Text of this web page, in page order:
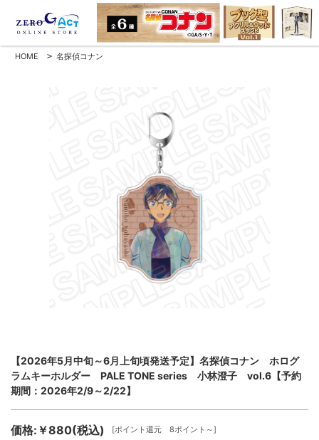
HOME > 名探偵コナン
【2026年5月中旬～6月上旬頃発送予定】名探偵コナン ホログ
ラムキーホルダー PALE TONE series 小林澄子 vol.6【予約
期間：2026年2/9～2/22】
価格:￥880(税込) [ポイント還元 8ポイント～]